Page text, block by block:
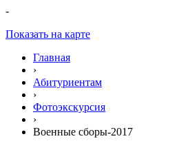
-
Показать на карте
Главная
›
Абитуриентам
›
Фотоэкскурсия
›
Военные сборы-2017